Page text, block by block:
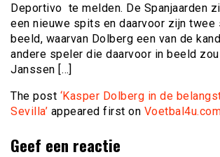
Deportivo te melden. De Spanjaarden
een nieuwe spits en daarvoor zijn twee
beeld, waarvan Dolberg een van de
andere speler die daarvoor in beeld
Janssen […]
The post ‘Kasper Dolberg in de
Sevilla’ appeared first on
Geef een reactie